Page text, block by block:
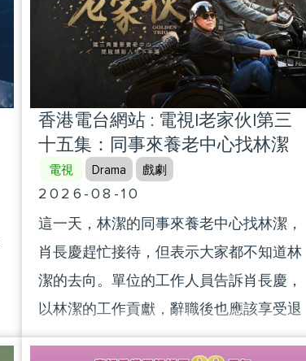
community care, highlighting the
Constitution’s core values of putting
people first and safeguarding their
臻以及年輕國腳謝文能！
香港電台網站 : 電視|老家伙|第三
十五集：同事來養老中心找林潔
電視 Drama 戲劇
2026-08-10
這一天，林潔的同事來養老中心找林潔，
肖長慶趕忙接待，但表示大家都不知道林
潔的去向。單位的工作人員告訴肖長慶，
以林潔的工作貢獻，辭職後也應該享受退
休待遇，文件已經批下來了，但他們一直